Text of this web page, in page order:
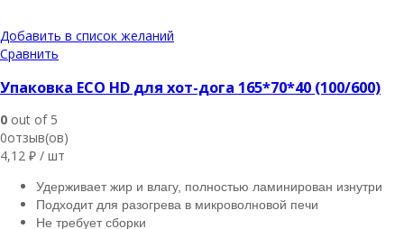
Добавить в список желаний
Сравнить
Упаковка ECO HD для хот-дога 165*70*40 (100/600)
0 out of 5
0отзыв(ов)
4,12 ₽ / шт
Удерживает жир и влагу, полностью ламинирован изнутри
Подходит для разогрева в микроволновой печи
Не требует сборки